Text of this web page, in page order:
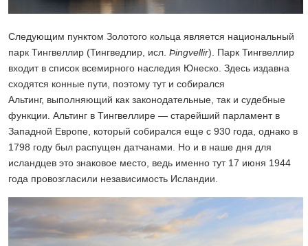
Следующим пунктом Золотого кольца является национальный
парк Тингвеллир (Тингведлир, исл. Þingvellir). Парк Тингвеллир
входит в список всемирного наследия Юнеско. Здесь издавна
сходятся конные пути, поэтому тут и собирался
Альтинг, выполняющий как законодательные, так и судебные
функции. Альтинг в Тингвеллире — старейший парламент в
Западной Европе, который собирался еще с 930 года, однако в
1798 году был распущен датчанами. Но и в наше дня для
исландцев это знаковое место, ведь именно тут 17 июня 1944
года провозгласили независимость Исландии.